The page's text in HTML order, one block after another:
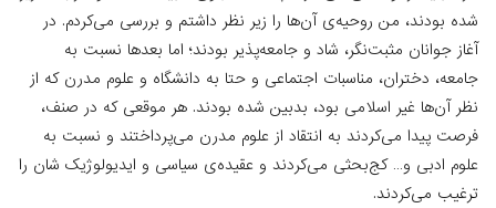
شده بودند، من روحیه‌ی آن‌ها را زیر نظر داشتم و بررسی می‌کردم. در
آغاز جوانان مثبت‌نگر، شاد و جامعه‌پذیر بودند؛ اما بعدها نسبت به
جامعه، دختران، مناسبات اجتماعی و حتا به دانشگاه و علوم مدرن که از
نظر آن‌ها غیر اسلامی بود، بدبین شده بودند. هر موقعی ‌که در صنف،
فرصت پیدا می‌کردند به انتقاد از علوم مدرن می‌پرداختند و نسبت به
علوم ادبی و… کج‌بحثی می‌کردند و عقیده‌ی سیاسی و ایدیولوژیک شان را
ترغیب می‌کردند.